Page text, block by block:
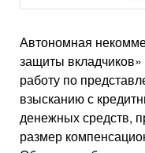
Автономная
защиты
работу по
взысканию с
денежных средств,
размер